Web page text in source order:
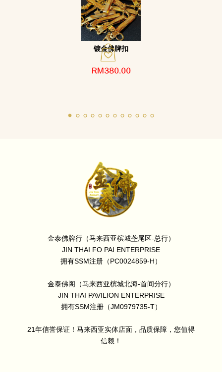
镀金佛牌扣
RM380.00
金泰佛牌行（马来西亚槟城垄尾区-总行）
JIN THAI FO PAI ENTERPRISE
拥有SSM注册（PC0024859-H）
金泰佛阁（马来西亚槟城北海-首间分行）
JIN THAI PAVILION ENTERPRISE
拥有SSM注册（JM0979735-T）
21年信誉保证！马来西亚实体店面，品质保障，您值得
信赖！